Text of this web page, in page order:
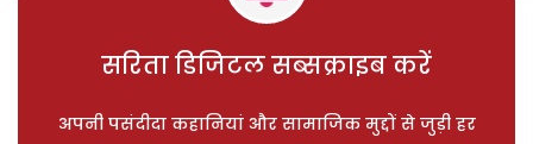
सरिता डिजिटल सब्सक्राइब करें
अपनी पसंदीदा कहानियां और सामाजिक मुद्दों से जुड़ी हर